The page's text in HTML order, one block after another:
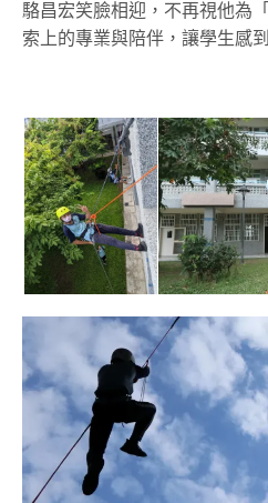
駱昌宏笑臉相迎，不再視他為「
索上的專業與陪伴 ，讓學生感